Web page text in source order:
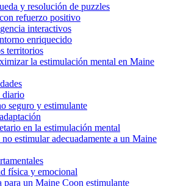
y resolución de puzzles
refuerzo positivo
interactivos
enriquecido
territorios
la estimulación mental en Maine
diario
seguro y estimulante
en la estimulación mental
estimular adecuadamente a un Maine
física y emocional
para un Maine Coon estimulante